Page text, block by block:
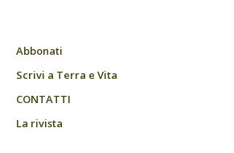
Abbonati
Scrivi a Terra e Vita
CONTATTI
La rivista